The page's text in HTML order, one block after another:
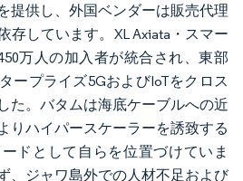
提供し、外国ベンダーは販売代理
存しています。XL Axiata・スマー
万人の加入者が統合され、東部
ープライズ5GおよびIoTをクロス
た。バタムは海底ケーブルへの近
りハイパースケーラーを誘致する
ドとして自らを位置づけていま
、ジャワ島外での人材不足および